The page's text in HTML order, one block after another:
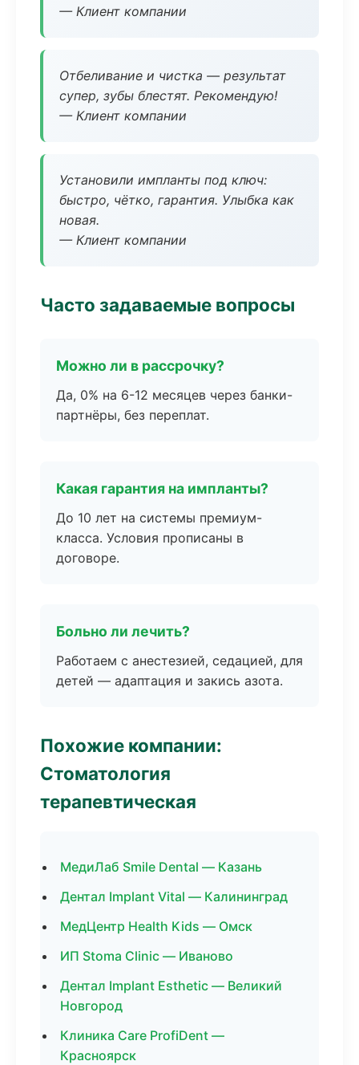
— Клиент компании
Отбеливание и чистка — результат
супер, зубы блестят. Рекомендую!
— Клиент компании
Установили импланты под ключ:
быстро, чётко, гарантия. Улыбка как
новая.
— Клиент компании
Часто задаваемые вопросы
Можно ли в рассрочку?
Да, 0% на 6-12 месяцев через банки-
партнёры, без переплат.
Какая гарантия на импланты?
До 10 лет на системы премиум-
класса. Условия прописаны в
договоре.
Больно ли лечить?
Работаем с анестезией, седацией, для
детей — адаптация и закись азота.
Похожие компании:
Стоматология
терапевтическая
МедиЛаб Smile Dental — Казань
Дентал Implant Vital — Калининград
МедЦентр Health Kids — Омск
ИП Stoma Clinic — Иваново
Дентал Implant Esthetic — Великий
Новгород
Клиника Care ProfiDent —
Красноярск